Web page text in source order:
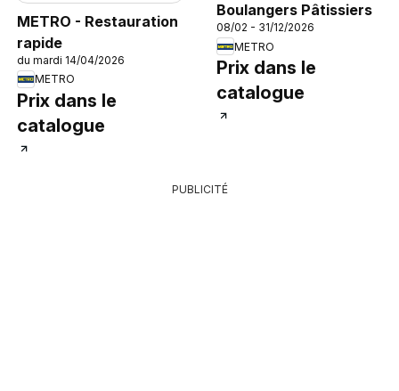
METRO - Restauration
rapide
du mardi 14/04/2026
METRO
Prix dans le
catalogue
Boulangers Pâtissiers
08/02 - 31/12/2026
METRO
Prix dans le
catalogue
PUBLICITÉ